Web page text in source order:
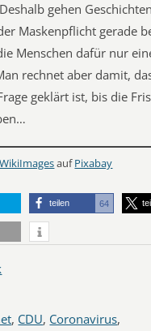
gehen
Maskenpflicht gerade
Menschen dafür nur
rechnet aber damit,
geklärt ist, bis die
WikiImagesaufPixabay
teilen 64
, CDU, Coronavirus,